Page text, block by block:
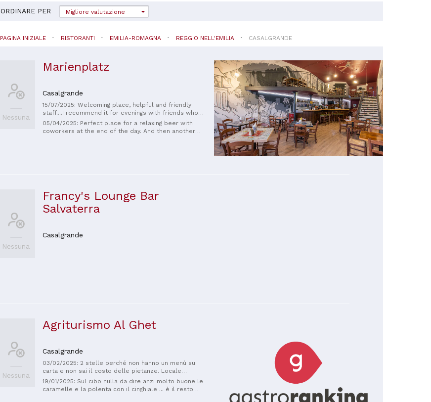
ORDINARE PER Migliore valutazione
PAGINA INIZIALE RISTORANTI EMILIA-ROMAGNA REGGIO NELL'EMILIA CASALGRANDE
Nessuna
Marienplatz
Casalgrande
15/07/2025: Welcoming place, helpful and friendly
staff....I recommend it for evenings with friends who
want to spend a quiet evening, drink a good beer and
eat an excellent sandwich.....👍👍
05/04/2025: Perfect place for a relaxing beer with
coworkers at the end of the day. And then another
Nessuna
Francy's Lounge Bar
Salvaterra
Casalgrande
Nessuna
Agriturismo Al Ghet
Casalgrande
03/02/2025: 2 stelle perché non hanno un menù su
carta e non sai il costo delle pietanze. Locale
freddo. Il cibo è buono per carità. Elenco delle
pietanze mangiate. 2 piatti di caramelle 2 dolci 2
caffè 1 bottiglia d'acqua 55€ ma chi ci torna più!! E poi
19/01/2025: Sul cibo nulla da dire anzi molto buone le
caramelle e la polenta con il cinghiale ... è il resto